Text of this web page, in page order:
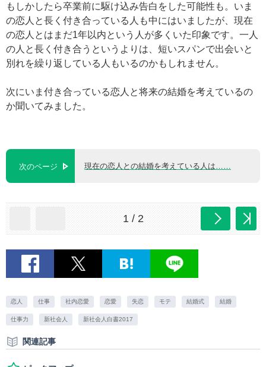
もしかしたら卒業前に駆け込み告白をした可能性も。いま
の恋人と長く付き合っている人も中にはいましたが、現在
の恋人とはまだ1年以内という人が多くいた印象です。一人
の人と長く付き合うというよりは、短いスパンで出会いと
別れを繰り返している人もいるのかもしれません。
次にいま付き合っている恋人と将来の結婚を考えているの
か聞いてみました。
次のページ 現在の恋人との結婚を考えている人は……
1 / 2
恋人 仕事 社内恋愛 恋愛 失恋 モテ 結婚式 結婚
仕事力 新社会人 新社会人白書2017
関連記事